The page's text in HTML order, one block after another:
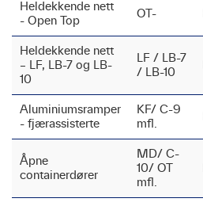
Heldekkende nett
- Open Top
OT-
Heldekkende nett
– LF, LB-7 og LB-
10
LF / LB-7
/ LB-10
Aluminiumsramper
- fjærassisterte
KF/ C-9
mfl.
Åpne
containerdører
MD/ C-
10/ OT
mfl.